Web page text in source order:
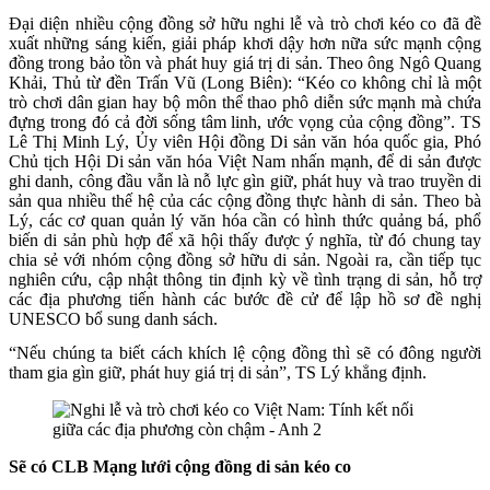
Đại diện nhiều cộng đồng sở hữu nghi lễ và trò chơi kéo co đã đề
xuất những sáng kiến, giải pháp khơi dậy hơn nữa sức mạnh cộng
đồng trong bảo tồn và phát huy giá trị di sản. Theo ông Ngô Quang
Khải, Thủ từ đền Trấn Vũ (Long Biên): “Kéo co không chỉ là một
trò chơi dân gian hay bộ môn thể thao phô diễn sức mạnh mà chứa
đựng trong đó cả đời sống tâm linh, ước vọng của cộng đồng”. TS
Lê Thị Minh Lý, Ủy viên Hội đồng Di sản văn hóa quốc gia, Phó
Chủ tịch Hội Di sản văn hóa Việt Nam nhấn mạnh, để di sản được
ghi danh, công đầu vẫn là nỗ lực gìn giữ, phát huy và trao truyền di
sản qua nhiều thế hệ của các cộng đồng thực hành di sản. Theo bà
Lý, các cơ quan quản lý văn hóa cần có hình thức quảng bá, phổ
biến di sản phù hợp để xã hội thấy được ý nghĩa, từ đó chung tay
chia sẻ với nhóm cộng đồng sở hữu di sản. Ngoài ra, cần tiếp tục
nghiên cứu, cập nhật thông tin định kỳ về tình trạng di sản, hỗ trợ
các địa phương tiến hành các bước đề cử để lập hồ sơ đề nghị
UNESCO bổ sung danh sách.
“Nếu chúng ta biết cách khích lệ cộng đồng thì sẽ có đông người
tham gia gìn giữ, phát huy giá trị di sản”, TS Lý khẳng định.
Sẽ có CLB Mạng lưới cộng đồng di sản kéo co